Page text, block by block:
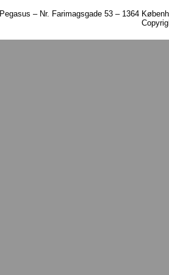
Pegasus – Nr. Farimagsgade 53 – 1364